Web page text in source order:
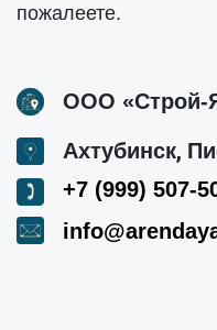
пожалеете.
ООО «Строй-
Ахтубинск,
+7 (999) 507-